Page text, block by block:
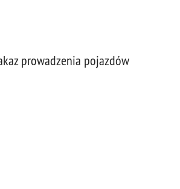
prowadzenia pojazdów